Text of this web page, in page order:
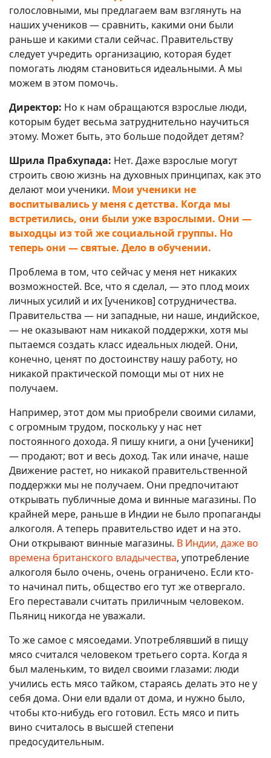
голословными, мы предлагаем вам взглянуть на
наших учеников — сравнить, какими они были
раньше и какими стали сейчас. Правительству
следует учредить организацию, которая будет
помогать людям становиться идеальными. А мы
можем в этом помочь.
Директор: Но к нам обращаются взрослые люди,
которым будет весьма затруднительно научиться
этому. Может быть, это больше подойдет детям?
Шрила Прабхупада: Нет. Даже взрослые могут
строить свою жизнь на духовных принципах, как это
делают мои ученики. Мои ученики не
воспитывались у меня с детства. Когда мы
встретились, они были уже взрослыми. Они —
выходцы из той же социальной группы. Но
теперь они — святые. Дело в обучении.
Проблема в том, что сейчас у меня нет никаких
возможностей. Все, что я сделал, — это плод моих
личных усилий и их [учеников] сотрудничества.
Правительства — ни западные, ни наше, индийское,
— не оказывают нам никакой поддержки, хотя мы
пытаемся создать класс идеальных людей. Они,
конечно, ценят по достоинству нашу работу, но
никакой практической помощи мы от них не
получаем.
Например, этот дом мы приобрели своими силами,
с огромным трудом, поскольку у нас нет
постоянного дохода. Я пишу книги, а они [ученики]
— продают; вот и весь доход. Так или иначе, наше
Движение растет, но никакой правительственной
поддержки мы не получаем. Они предпочитают
открывать публичные дома и винные магазины. По
крайней мере, раньше в Индии не было пропаганды
алкоголя. А теперь правительство идет и на это.
Они открывают винные магазины. В Индии, даже во
времена британского владычества, употребление
алкоголя было очень, очень ограничено. Если кто-
то начинал пить, общество его тут же отвергало.
Его переставали считать приличным человеком.
Пьяниц никогда не уважали.
То же самое с мясоедами. Употреблявший в пищу
мясо считался человеком третьего сорта. Когда я
был маленьким, то видел своими глазами: люди
учились есть мясо тайком, стараясь делать это не у
себя дома. Они ели вдали от дома, и нужно было,
чтобы кто-нибудь его готовил. Есть мясо и пить
вино считалось в высшей степени
предосудительным.